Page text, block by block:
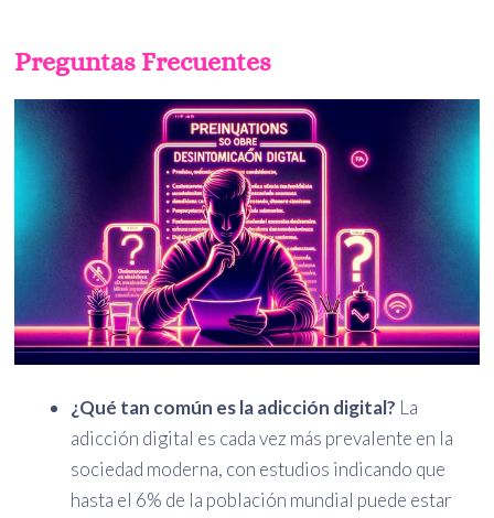
Preguntas Frecuentes
¿Qué tan común es la adicción digital? La
adicción digital es cada vez más prevalente en la
sociedad moderna, con estudios indicando que
hasta el 6% de la población mundial puede estar